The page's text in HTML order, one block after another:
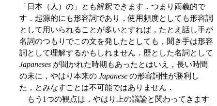
「日本（人）の」とも解釈できます．つまり両義的で
す．起源的にも形容詞であり，使用頻度としても形容詞
として用いられることが多いとすれば，たとえ話し手が
名詞のつもりでこの文を発したとしても，聞き手は形容
詞として理解するかもしれません．歴とした名詞として
Japaneses が聞かれた時期もあったとはいえ，長い時間
の末に，やはり本来の Japanese の形容詞性が勝利し
た，とみなすことは不可能ではありません．
もう1つの観点は，やはり上の議論と関わってきます